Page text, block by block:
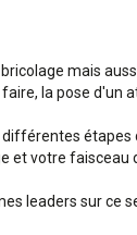
mais
la pose d'un
votre
leaders sur